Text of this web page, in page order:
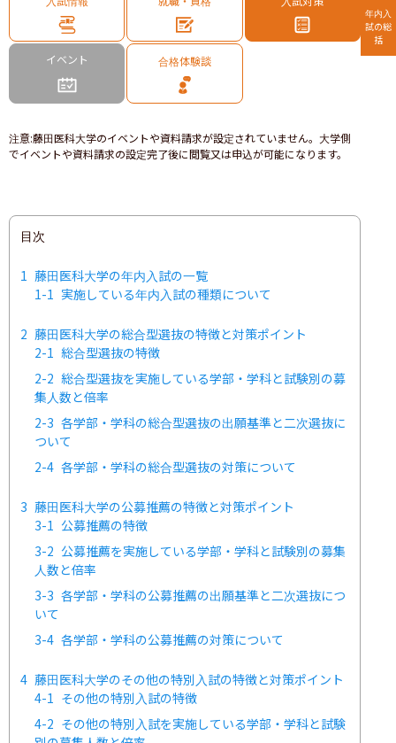
イベント 合格体験談
注意:藤田医科大学のイベントや資料請求が設定されていません。大学側
でイベントや資料請求の設定完了後に閲覧又は申込が可能になります。
目次
1 藤田医科大学の年内入試の一覧
1-1 実施している年内入試の種類について
2 藤田医科大学の総合型選抜の特徴と対策ポイント
2-1 総合型選抜の特徴
2-2 総合型選抜を実施している学部・学科と試験別の募
集人数と倍率
2-3 各学部・学科の総合型選抜の出願基準と二次選抜に
ついて
2-4 各学部・学科の総合型選抜の対策について
3 藤田医科大学の公募推薦の特徴と対策ポイント
3-1 公募推薦の特徴
3-2 公募推薦を実施している学部・学科と試験別の募集
人数と倍率
3-3 各学部・学科の公募推薦の出願基準と二次選抜につ
いて
3-4 各学部・学科の公募推薦の対策について
4 藤田医科大学のその他の特別入試の特徴と対策ポイント
4-1 その他の特別入試の特徴
4-2 その他の特別入試を実施している学部・学科と試験
年内入
試の総
括